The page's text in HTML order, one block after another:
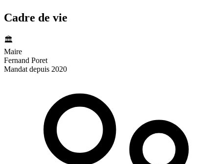
Cadre de vie
🏛️
Maire
Fernand Poret
Mandat depuis 2020